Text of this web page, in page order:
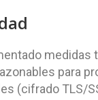
medidas
para
(cifrado TLS/